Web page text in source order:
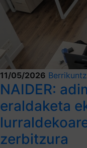
11/05/2026
NAIDER:
eraldaketa
zerbitzura